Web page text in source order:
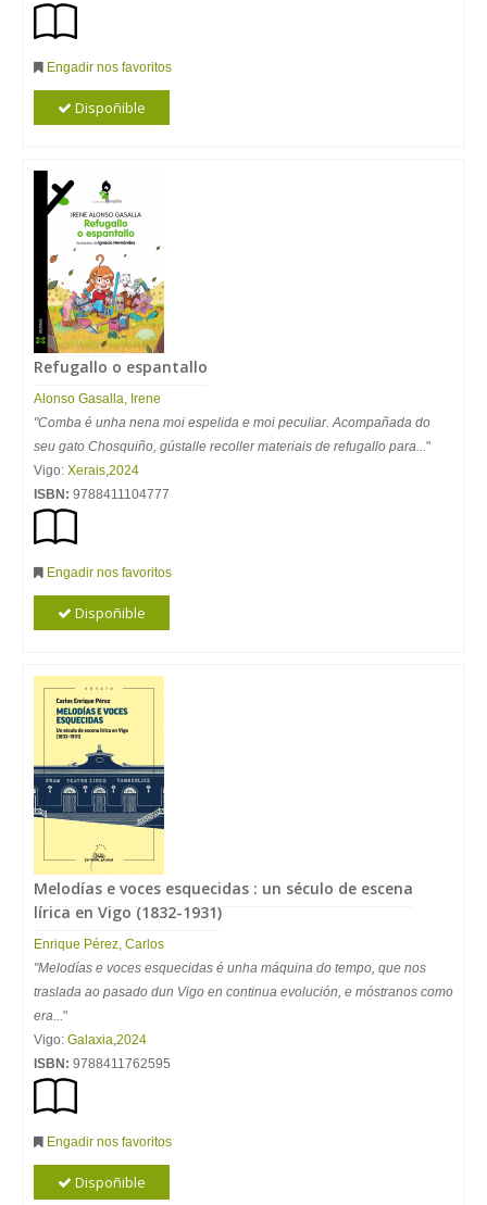
Engadir nos favoritos
Dispoñible
Refugallo o espantallo
Alonso Gasalla, Irene
"Comba é unha nena moi espelida e moi peculiar. Acompañada do
seu gato Chosquiño, gústalle recoller materiais de refugallo para..."
Vigo: Xerais,2024
ISBN: 9788411104777
Engadir nos favoritos
Dispoñible
Melodías e voces esquecidas : un século de escena
lírica en Vigo (1832-1931)
Enrique Pérez, Carlos
"Melodías e voces esquecidas é unha máquina do tempo, que nos
traslada ao pasado dun Vigo en continua evolución, e móstranos como
era..."
Vigo: Galaxia,2024
ISBN: 9788411762595
Engadir nos favoritos
Dispoñible